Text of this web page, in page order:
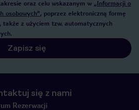
oraz celu wskazanym w „Informacji o
osobowych”, poprzez elektroniczną formę
także z użyciem tzw. automatycznych
Zapisz się
się z nami
Rezerwacji